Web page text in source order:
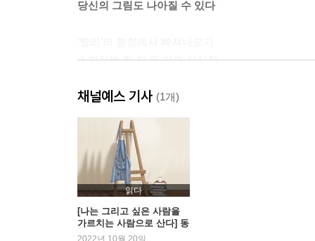
당신의 그림도 나아질 수 있다
스케치북 한 장 두 장의 성실함
자주 쓰는 색을 찾아보세요
그림 안에 나 있다
다르게 보아야 보이는 것들
아이에게 배웁니다
아이들을 가르치는 사람
보여 주기를 두려워하지 않기
채널예스 기사 (1개)
읽다
[나는 그리고 싶은 사람을
가르치는 사람으로 산다] 동
네 화실 티칭일기